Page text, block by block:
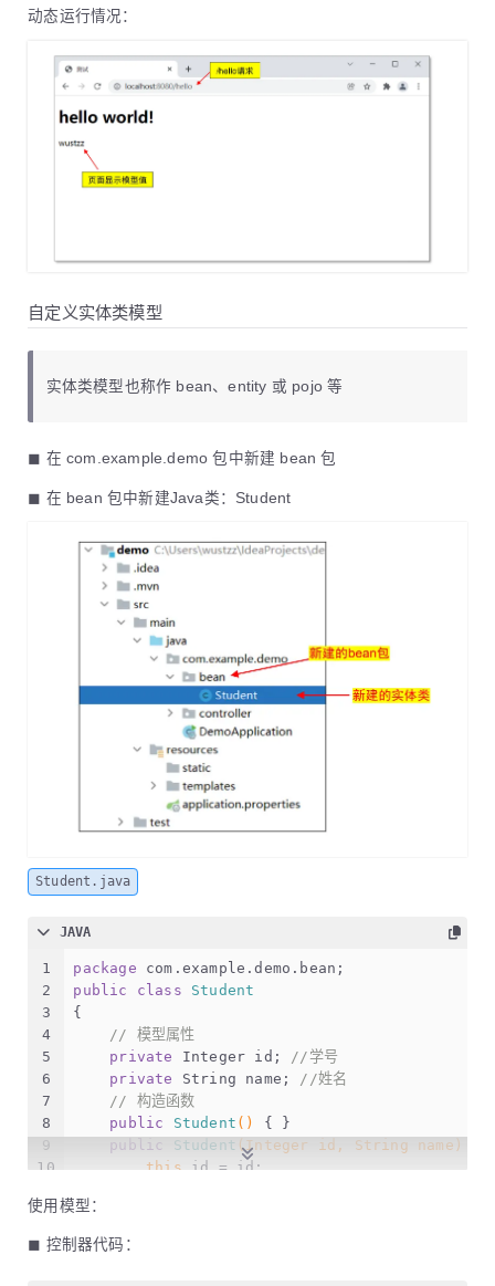
动态运行情况：
自定义实体类模型
实体类模型也称作 bean、entity 或 pojo 等
◼ 在 com.example.demo 包中新建 bean 包
◼ 在 bean 包中新建Java类：Student
Student.java
JAVA
1
2
3
4
5
6
7
8
9
10
12
13
14
package com.example.demo.bean;
public
class
Student
{
// 模型属性
private
Integer id;
//学号
private
String name;
//姓名
// 构造函数
public
Student ()
{ }
public
Student (Integer id, String name)
this.id = id;
public
使用模型：
◼ 控制器代码：